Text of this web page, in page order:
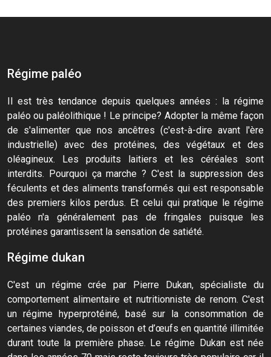
Régime paléo
Il est très tendance depuis quelques années : la régime
paléo ou paléolithique ! Le principe? Adopter la même façon
de s'alimenter que nos ancêtres (c'est-à-dire avant l'ère
industrielle) avec des protéines, des végétaux et des
oléagineux. Les produits laitiers et les céréales sont
interdits. Pourquoi ça marche ? C'est la suppression des
féculents et des aliments transformés qui est responsable
des premiers kilos perdus. Et celui qui pratique le régime
paléo n'a généralement pas de fringales puisque les
protéines garantissent la sensation de satiété.
Régime dukan
C'est un régime crée par Pierre Dukan, spécialiste du
comportement alimentaire et nutritionniste de renom. C'est
un régime hyperprotéiné, basé sur la consommation de
certaines viandes, de poisson et d’œufs en quantité illimitée
durant toute la première phase. Le régime Dukan est née